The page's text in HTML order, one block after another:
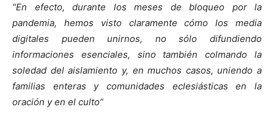
“En efecto, durante los meses de bloqueo por la
pandemia, hemos visto claramente cómo los media
digitales pueden unirnos, no sólo difundiendo
informaciones esenciales, sino también colmando la
soledad del aislamiento y, en muchos casos, uniendo a
familias enteras y comunidades eclesiásticas en la
oración y en el culto”